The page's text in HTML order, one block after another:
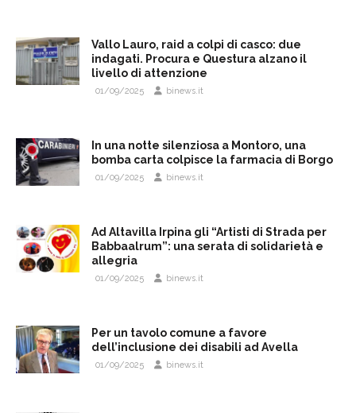
Vallo Lauro, raid a colpi di casco: due
indagati. Procura e Questura alzano il
livello di attenzione
01/09/2025 binews.it
In una notte silenziosa a Montoro, una
bomba carta colpisce la farmacia di Borgo
01/09/2025 binews.it
Ad Altavilla Irpina gli “Artisti di Strada per
Babbaalrum”: una serata di solidarietà e
allegria
01/09/2025 binews.it
Per un tavolo comune a favore
dell’inclusione dei disabili ad Avella
01/09/2025 binews.it